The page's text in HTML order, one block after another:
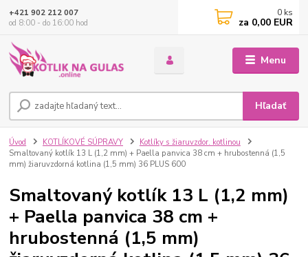
Menu
Hľadať
+421 902 212 007
od 8:00 - do 16:00 hod
0 ks
za 0,00 EUR
Úvod KOTLÍKOVÉ SÚPRAVY
Kotlíky s žiaruvzdor. kotlinou
Smaltovaný kotlík 13 L (1,2 mm) + Paella panvica 38 cm + hrubostenná (1,5
mm) žiaruvzdorná kotlina (1,5 mm) 36 PLUS 600
Smaltovaný kotlík 13 L (1,2 mm)
+ Paella panvica 38 cm +
hrubostenná (1,5 mm)